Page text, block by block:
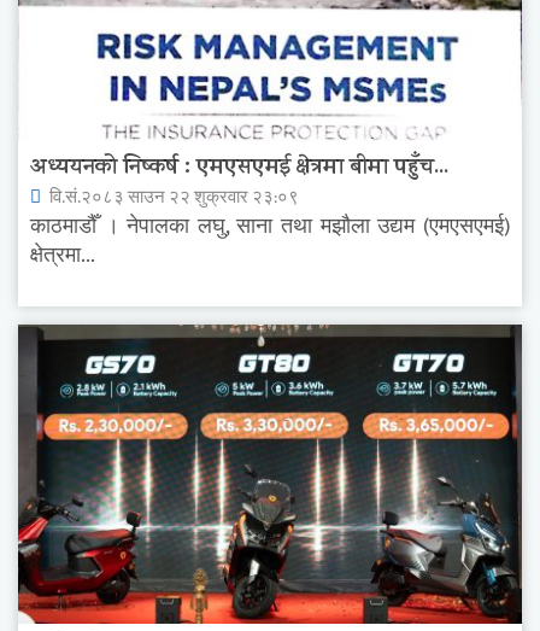
अध्ययनको निष्कर्ष : एमएसएमई क्षेत्रमा बीमा पहुँच...
वि.सं.२०८३ साउन २२ शुक्रवार २३:०९
काठमाडौँ । नेपालका लघु, साना तथा मझौला उद्यम (एमएसएमई)
क्षेत्रमा...